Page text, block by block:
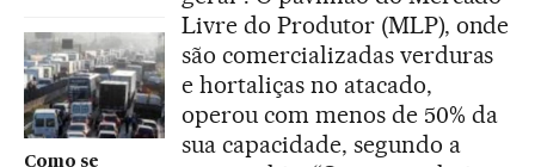
Como se
Livre do Produtor (MLP), onde
são comercializadas verduras
e hortaliças no atacado,
operou com menos de 50% da
sua capacidade, segundo a